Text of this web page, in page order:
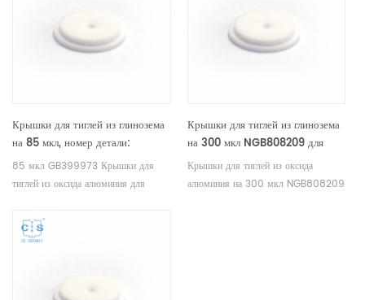
Крышки для тиглей из глинозема
на 85 мкл, номер детали:
399.973 / GB399973 для
Netzsch (крышки для
85 мкл GB399973 Крышки для
тиглей из оксида алюминия для
DTA404PC, STA409PC, STA449C
и Netzsch DSC и ТГА.
Хорошая альтернатива чашкам для
Крышки для тиглей из глинозема
на 300 мкл NGB808209 для
Netzsch (крышки для
образцов)
Крышки для тиглей из оксида
алюминия на 300 мкл NGB808209